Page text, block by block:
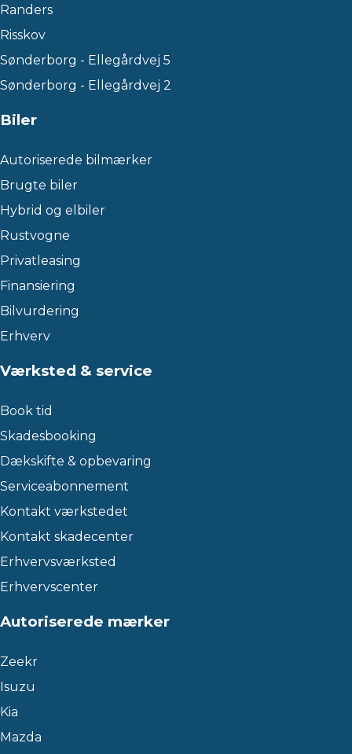
Randers
Risskov
Sønderborg - Ellegårdvej 5
Sønderborg - Ellegårdvej 2
Biler
Autoriserede bilmærker
Brugte biler
Hybrid og elbiler
Rustvogne
Privatleasing
Finansiering
Bilvurdering
Erhverv
Værksted & service
Book tid
Skadesbooking
Dækskifte & opbevaring
Serviceabonnement
Kontakt værkstedet
Kontakt skadecenter
Erhvervsværksted
Erhvervscenter
Autoriserede mærker
Zeekr
Isuzu
Kia
Mazda